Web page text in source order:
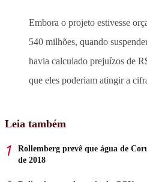
Embora o projeto estivesse
540 milhões, quando
havia calculado prejuízos de
que eles poderiam atingir a
Leia também
Rollemberg prevê que água de
de 2018